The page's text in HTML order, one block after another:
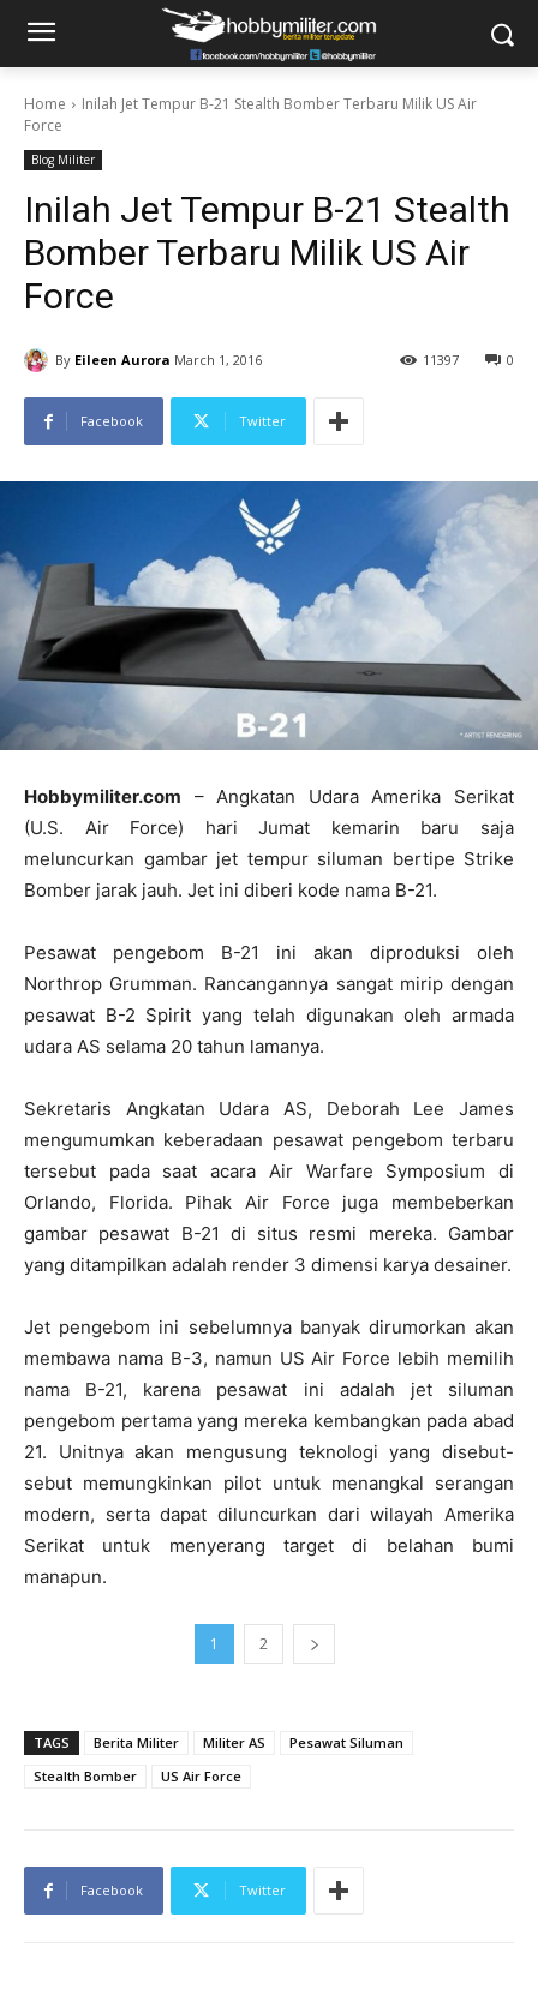
Home
Inilah Jet Tempur B-21 Stealth Bomber Terbaru Milik US Air
Force
Blog Militer
Inilah Jet Tempur B-21 Stealth
Bomber Terbaru Milik US Air
Force
By Eileen Aurora March 1, 2016 0
11397
Facebook Twitter
Hobbymiliter.com – Angkatan Udara Amerika Serikat
(U.S. Air Force) hari Jumat kemarin baru saja
meluncurkan gambar jet tempur siluman bertipe Strike
Bomber jarak jauh. Jet ini diberi kode nama B-21.
Pesawat pengebom B-21 ini akan diproduksi oleh
Northrop Grumman. Rancangannya sangat mirip dengan
pesawat B-2 Spirit yang telah digunakan oleh armada
udara AS selama 20 tahun lamanya.
Sekretaris Angkatan Udara AS, Deborah Lee James
mengumumkan keberadaan pesawat pengebom terbaru
tersebut pada saat acara Air Warfare Symposium di
Orlando, Florida. Pihak Air Force juga membeberkan
gambar pesawat B-21 di situs resmi mereka. Gambar
yang ditampilkan adalah render 3 dimensi karya desainer.
Jet pengebom ini sebelumnya banyak dirumorkan akan
membawa nama B-3, namun US Air Force lebih memilih
nama B-21, karena pesawat ini adalah jet siluman
pengebom pertama yang mereka kembangkan pada abad
21. Unitnya akan mengusung teknologi yang disebut-
sebut memungkinkan pilot untuk menangkal serangan
modern, serta dapat diluncurkan dari wilayah Amerika
Serikat untuk menyerang target di belahan bumi
manapun.
1 2
TAGS Berita Militer Militer AS
Pesawat Siluman
Stealth Bomber
US Air Force
Facebook Twitter